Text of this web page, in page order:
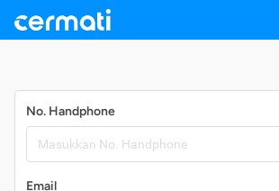
No. Handphone
Email